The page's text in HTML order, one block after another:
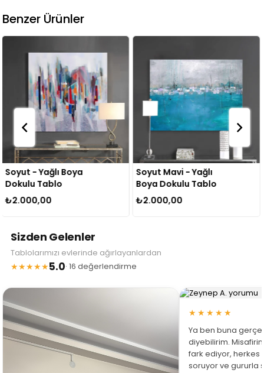
Benzer Ürünler
Soyut Mavi - Yağlı
Boya Dokulu Tablo
₺2.000,00
Fall In Flower - Yağlı
Boya Dokulu Tablo
₺2.000,00
Sizden Gelenler
Tablolarımızı evlerinde ağırlayanlardan
★★★★★5.0· 16 değerlendirme
★★★★★
Ya ben buna
diyebilirim.
fark ediyor, herkes
soruyor ve gururla